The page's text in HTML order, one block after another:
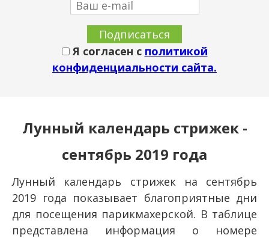
Я согласен с политикой
конфиденциальности сайта.
Лунный календарь стрижек -
сентябрь 2019 года
Лунный календарь стрижек на сентябрь
2019 года показывает благоприятные дни
для посещения парикмахерской. В таблице
представлена информация о номере